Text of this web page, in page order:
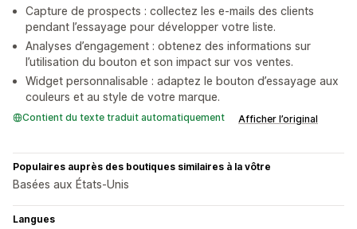
Capture de prospects : collectez les e-mails des clients
pendant l’essayage pour développer votre liste.
Analyses d’engagement : obtenez des informations sur
l’utilisation du bouton et son impact sur vos ventes.
Widget personnalisable : adaptez le bouton d’essayage aux
couleurs et au style de votre marque.
Contient du texte traduit automatiquement Afficher l’original
Populaires auprès des boutiques similaires à la vôtre
Basées aux États-Unis
Langues